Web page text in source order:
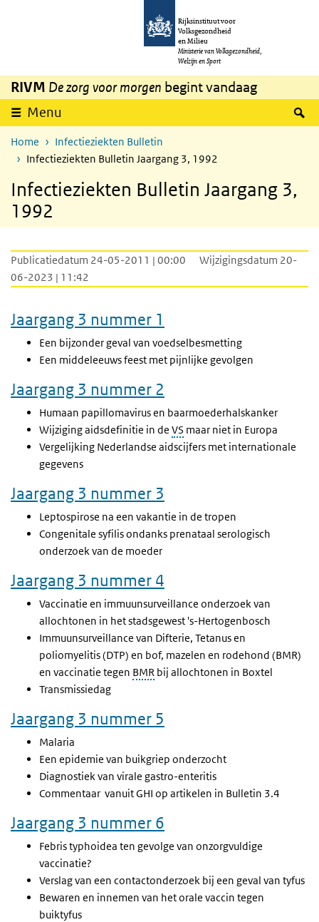
Overslaan en naar de inhoud gaan
Rijksinstituut voor
Volksgezondheid
en Milieu
Ministerie van Volksgezondheid,
Welzijn en Sport
RIVM De zorg voor morgen begint vandaag
Menu
Home
Infectieziekten Bulletin
Infectieziekten Bulletin Jaargang 3, 1992
Infectieziekten Bulletin Jaargang 3,
1992
Publicatiedatum 24-05-2011 | 00:00
Wijzigingsdatum 20-
06-2023 | 11:42
Jaargang 3 nummer 1
Een bijzonder geval van voedselbesmetting
Een middeleeuws feest met pijnlijke gevolgen
Jaargang 3 nummer 2
Humaan papillomavirus en baarmoederhalskanker
Wijziging aidsdefinitie in de VS maar niet in Europa
Vergelijking Nederlandse aidscijfers met internationale
gegevens
Jaargang 3 nummer 3
Leptospirose na een vakantie in de tropen
Congenitale syfilis ondanks prenataal serologisch
onderzoek van de moeder
Jaargang 3 nummer 4
Vaccinatie en immuunsurveillance onderzoek van
allochtonen in het stadsgewest 's-Hertogenbosch
Immuunsurveillance van Difterie, Tetanus en
poliomyelitis (DTP) en bof, mazelen en rodehond (BMR)
en vaccinatie tegen BMR bij allochtonen in Boxtel
Transmissiedag
Jaargang 3 nummer 5
Malaria
Een epidemie van buikgriep onderzocht
Diagnostiek van virale gastro-enteritis
Commentaar vanuit GHI op artikelen in Bulletin 3.4
Jaargang 3 nummer 6
Febris typhoidea ten gevolge van onzorgvuldige
vaccinatie?
Verslag van een contactonderzoek bij een geval van tyfus
Bewaren en innemen van het orale vaccin tegen
buiktyfus